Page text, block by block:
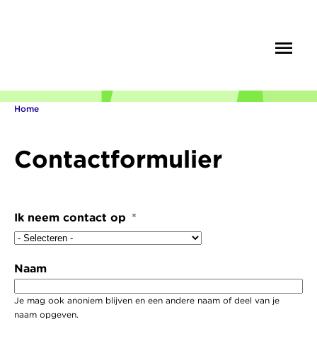
inhoud
gaan
Home
Contactformulier
Ik neem contact op
Naam
Je mag ook anoniem blijven en een andere naam of deel van je
naam opgeven.